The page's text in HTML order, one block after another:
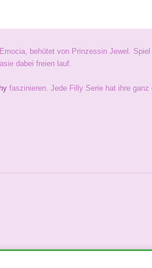
behütet von Prinzessin Jewel. Spiel
dabei freien lauf.
faszinieren. Jede Filly Serie hat ihre ganz